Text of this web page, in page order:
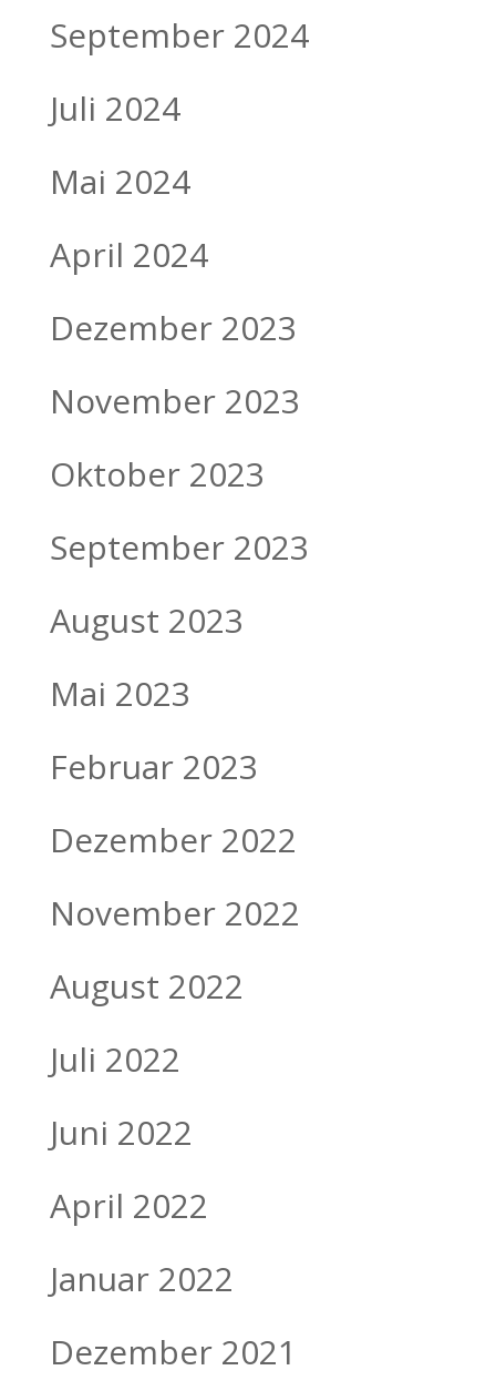
September 2024
Juli 2024
Mai 2024
April 2024
Dezember 2023
November 2023
Oktober 2023
September 2023
August 2023
Mai 2023
Februar 2023
Dezember 2022
November 2022
August 2022
Juli 2022
Juni 2022
April 2022
Januar 2022
Dezember 2021